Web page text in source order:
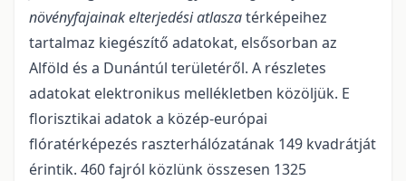
növényfajainak elterjedési atlaszatérképei­hez
tartalmaz kiegészítő adatokat, elsősorban az
Alföld és a Dunántúl területéről. A részletes
adatokat elektronikus mellékletben közöljük. E
florisztikai adatok a közép-európai
flóratérképezés raszterháló­zatának 149 kvadrátját
érintik. 460 fajról közlünk összesen 1325